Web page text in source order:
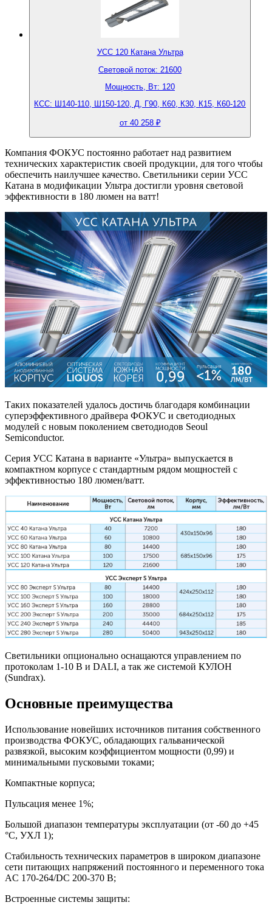
УСС 120 Катана Ультра
Световой поток: 21600
Мощность, Вт: 120
КСС: Ш140-110, Ш150-120, Д, Г90, К60, К30, К15, К60-120
от 40 258 ₽
Компания ФОКУС постоянно работает над развитием
технических характеристик своей продукции, для того чтобы
обеспечить наилучшее качество. Cветильники серии УСС
Катана в модификации Ультра достигли уровня световой
эффективности в 180 люмен на ватт!
Таких показателей удалось достичь благодаря комбинации
суперэффективного драйвера ФОКУС и светодиодных
модулей с новым поколением светодиодов Seoul
Semiconductor.
Серия УСС Катана в варианте «Ультра» выпускается в
компактном корпусе с стандартным рядом мощностей с
эффективностью 180 люмен/ватт.
Светильники опционально оснащаются управлением по
протоколам 1-10 В и DALI, а так же системой КУЛОН
(Sundrax).
Основные преимущества
Использование новейших источников питания собственного
производства ФОКУС, обладающих гальванической
развязкой, высоким коэффициентом мощности (0,99) и
минимальными пусковыми токами;
Компактные корпуса;
Пульсация менее 1%;
Большой диапазон температуры эксплуатации (от -60 до +45
°С, УХЛ 1);
Стабильность технических параметров в широком диапазоне
сети питающих напряжений постоянного и переменного тока
AC 170-264/DC 200-370 В;
Встроенные системы защиты: